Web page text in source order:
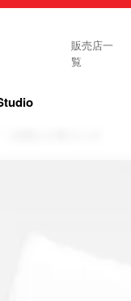
販売店一
覧